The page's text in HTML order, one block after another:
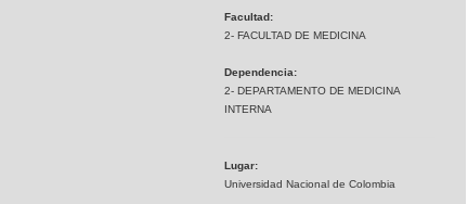
Facultad:
2- FACULTAD DE MEDICINA
Dependencia:
2- DEPARTAMENTO DE MEDICINA
INTERNA
Lugar:
Universidad Nacional de Colombia